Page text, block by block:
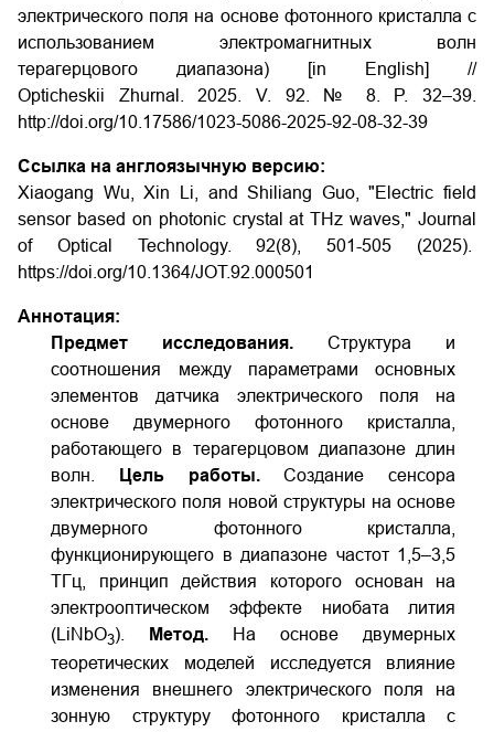
электрического поля на основе фотонного кристалла c
использованием электромагнитных волн
терагерцового диапазона) [in English] //
Opticheskii Zhurnal. 2025. V. 92. № 8. P. 32–39.
http://doi.org/10.17586/1023-5086-2025-92-08-32-39
Ссылка на англоязычную версию:
Xiaogang Wu, Xin Li, and Shiliang Guo, "Electric field
sensor based on photonic crystal at THz waves," Journal
of Optical Technology. 92(8), 501-505 (2025).
https://doi.org/10.1364/JOT.92.000501
Аннотация:
Предмет исследования. Структура и
соотношения между параметрами основных
элементов датчика электрического поля на
основе двумерного фотонного кристалла,
работающего в терагерцовом диапазоне длин
волн.
Цель работы.Создание сенсора
электрического поля новой структуры на основе
двумерного фотонного кристалла,
функционирующего в диапазоне частот 1,5–3,5
ТГц, принцип действия которого основан на
электрооптическом эффекте ниобата лития
(LiNbO3). Метод.
На основе двумерных
теоретических моделей исследуется влияние
изменения внешнего электрического поля на
зонную структуру фотонного кристалла с